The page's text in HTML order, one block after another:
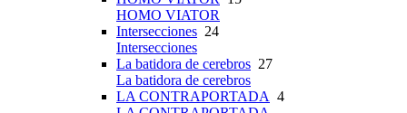
HOMO VIATOR
Intersecciones 24
Intersecciones
La batidora de cerebros 27
La batidora de cerebros
LA CONTRAPORTADA 4